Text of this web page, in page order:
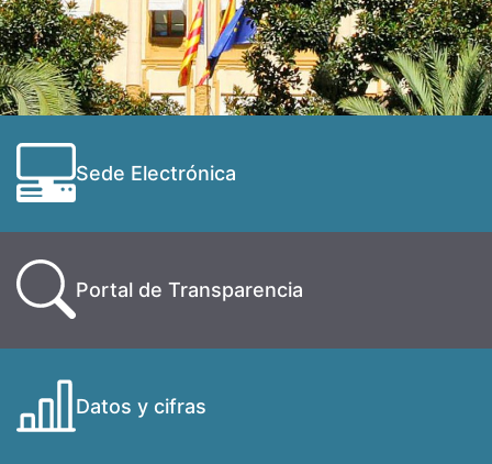
Sede Electrónica
Portal de Transparencia
Datos y cifras